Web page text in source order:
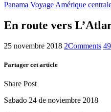
Panama Voyage Amérique
En route vers
25 novembre 2018 2Comments
Partager cet article
Share Post
Sabado 24 de noviembre 2018